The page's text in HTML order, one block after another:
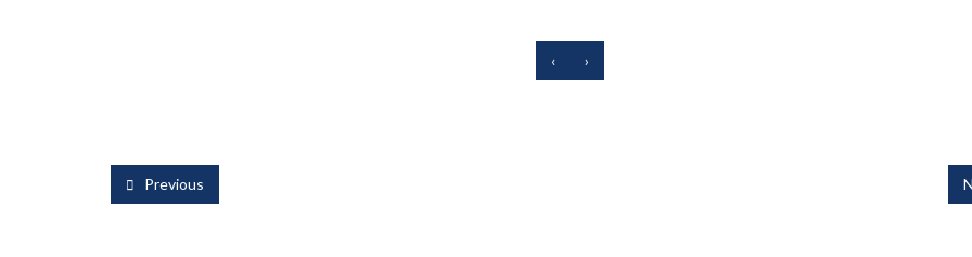
‹ ›
Previous